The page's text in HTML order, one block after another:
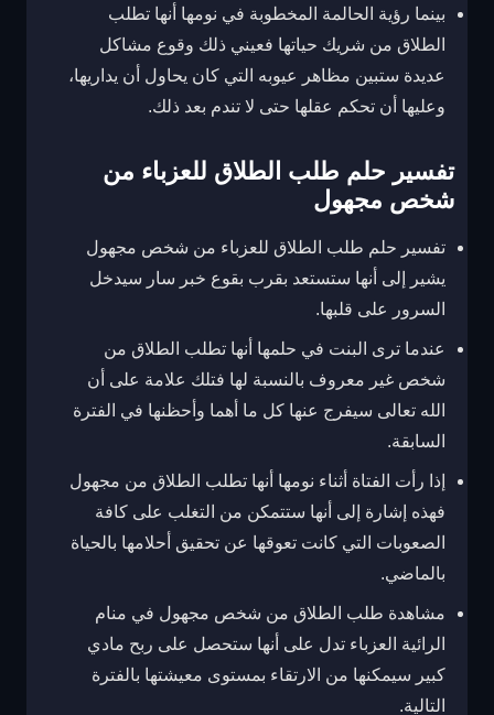
بينما رؤية الحالمة المخطوبة في نومها أنها تطلب
الطلاق من شريك حياتها فعيني ذلك وقوع مشاكل
عديدة ستبين مظاهر عيوبه التي كان يحاول أن يداريها،
وعليها أن تحكم عقلها حتى لا تندم بعد ذلك.
تفسير حلم طلب الطلاق للعزباء من
شخص مجهول
تفسير حلم طلب الطلاق للعزباء من شخص مجهول
يشير إلى أنها ستستعد بقرب بقوع خبر سار سيدخل
السرور على قلبها.
عندما ترى البنت في حلمها أنها تطلب الطلاق من
شخص غير معروف بالنسبة لها فتلك علامة على أن
الله تعالى سيفرج عنها كل ما أهما وأحظنها في الفترة
السابقة.
إذا رأت الفتاة أثناء نومها أنها تطلب الطلاق من مجهول
فهذه إشارة إلى أنها ستتمكن من التغلب على كافة
الصعوبات التي كانت تعوقها عن تحقيق أحلامها بالحياة
بالماضي.
مشاهدة طلب الطلاق من شخص مجهول في منام
الرائية العزباء تدل على أنها ستحصل على ربح مادي
كبير سيمكنها من الارتقاء بمستوى معيشتها بالفترة
التالية.